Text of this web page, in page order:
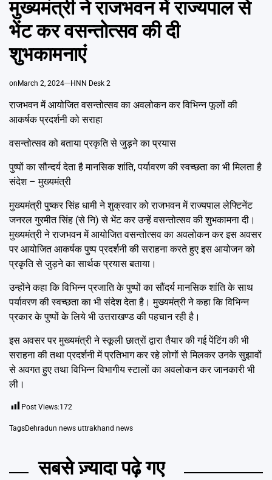
मुख्यमंत्री ने राजभवन में राज्यपाल से
भेंट कर वसन्तोत्सव की दी
शुभकामनाएं
onMarch 2, 2024 HNN Desk 2
राजभवन में आयोजित वसन्तोत्सव का अवलोकन कर विभिन्न फूलों की
आकर्षक प्रदर्शनी को सराहा
वसन्तोत्सव को बताया प्रकृति से जुड़ने का प्रयास
पुष्पों का सौन्दर्य देता है मानसिक शांति, पर्यावरण की स्वच्छता का भी मिलता है
संदेश – मुख्यमंत्री
मुख्यमंत्री पुष्कर सिंह धामी ने शुक्रवार को राजभवन में राज्यपाल लेफ्टिनेंट
जनरल गुरमीत सिंह (से नि) से भेंट कर उन्हें वसन्तोत्सव की शुभकामना दी।
मुख्यमंत्री ने राजभवन में आयोजित वसन्तोत्सव का अवलोकन कर इस अवसर
पर आयोजित आकर्षक पुष्प प्रदर्शनी की सराहना करते हुए इस आयोजन को
प्रकृति से जुड़ने का सार्थक प्रयास बताया।
उन्होंने कहा कि विभिन्न प्रजाति के पुष्पों का सौंदर्य मानसिक शांति के साथ
पर्यावरण की स्वच्छता का भी संदेश देता है। मुख्यमंत्री ने कहा कि विभिन्न
प्रकार के पुष्पों के लिये भी उत्तराखण्ड की पहचान रही है।
इस अवसर पर मुख्यमंत्री ने स्कूली छात्रों द्वारा तैयार की गई पेंटिंग की भी
सराहना की तथा प्रदर्शनी में प्रतिभाग कर रहे लोगों से मिलकर उनके सुझावों
से अवगत हुए तथा विभिन्न विभागीय स्टालों का अवलोकन कर जानकारी भी
ली।
Post Views:172
TagsDehradun news uttrakhand news
सबसे ज़्यादा पढ़े गए